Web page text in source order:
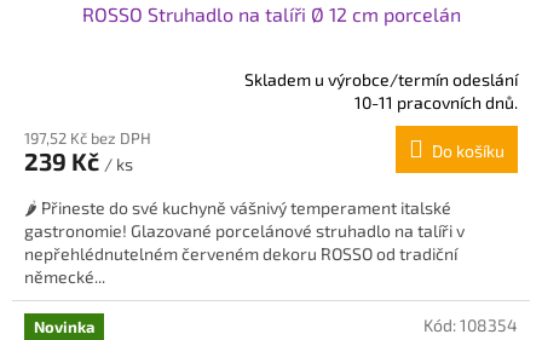
ROSSO Struhadlo na talíři Ø 12 cm porcelán
produktu
je
z
5
hvězdiček.
Skladem u výrobce/termín odeslání
10-11 pracovních dnů.
197,52 Kč bez DPH
239 Kč / ks
Do košíku
🌶️ Přineste do své kuchyně vášnivý temperament italské
gastronomie! Glazované porcelánové struhadlo na talíři v
nepřehlédnutelném červeném dekoru ROSSO od tradiční
německé...
Novinka Kód:108354